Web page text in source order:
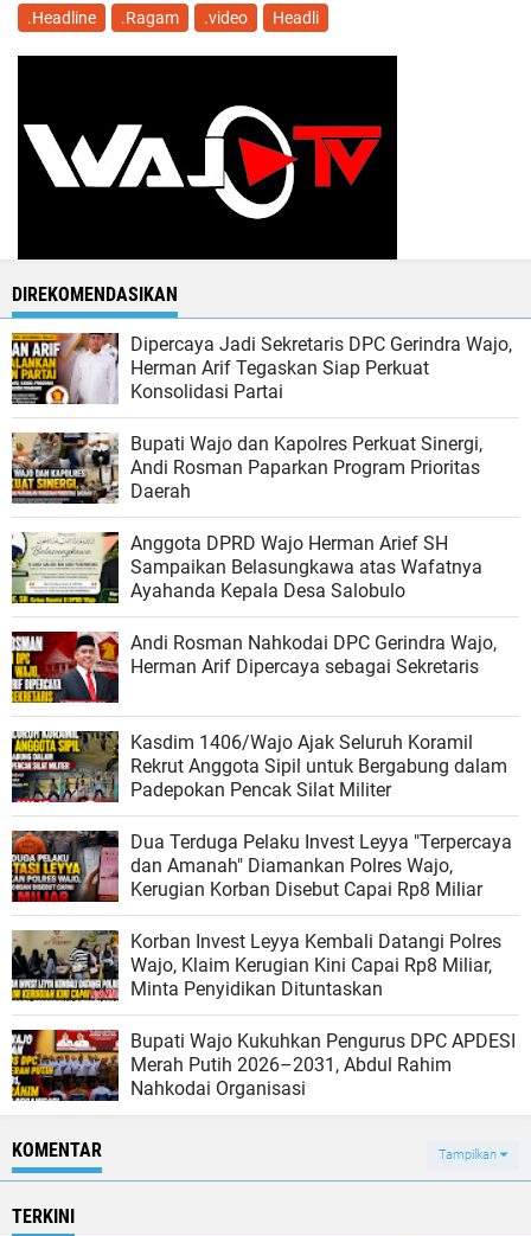
.Headline .Ragam .video Headli
DIREKOMENDASIKAN
Dipercaya Jadi Sekretaris DPC Gerindra Wajo,
Herman Arif Tegaskan Siap Perkuat
Konsolidasi Partai
Bupati Wajo dan Kapolres Perkuat Sinergi,
Andi Rosman Paparkan Program Prioritas
Daerah
Anggota DPRD Wajo Herman Arief SH
Sampaikan Belasungkawa atas Wafatnya
Ayahanda Kepala Desa Salobulo
Andi Rosman Nahkodai DPC Gerindra Wajo,
Herman Arif Dipercaya sebagai Sekretaris
Kasdim 1406/Wajo Ajak Seluruh Koramil
Rekrut Anggota Sipil untuk Bergabung dalam
Padepokan Pencak Silat Militer
Dua Terduga Pelaku Invest Leyya "Terpercaya
dan Amanah" Diamankan Polres Wajo,
Kerugian Korban Disebut Capai Rp8 Miliar
Korban Invest Leyya Kembali Datangi Polres
Wajo, Klaim Kerugian Kini Capai Rp8 Miliar,
Minta Penyidikan Dituntaskan
Bupati Wajo Kukuhkan Pengurus DPC APDESI
Merah Putih 2026–2031, Abdul Rahim
Nahkodai Organisasi
KOMENTAR Tampilkan
TERKINI